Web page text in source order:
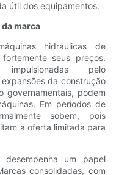
útil dos equipamentos.
marca
hidráulicas de
seus preços.
pelo
da construção
governamentais, podem
Em períodos de
sobem, pois
a oferta limitada para
um papel
consolidadas, com